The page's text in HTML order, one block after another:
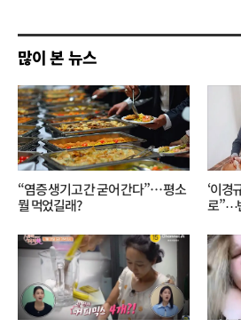
기
많이 본 뉴스
“염증 생기고 간 굳어 간다”… 평소
뭘 먹었길래?
‘이경
로”⋯